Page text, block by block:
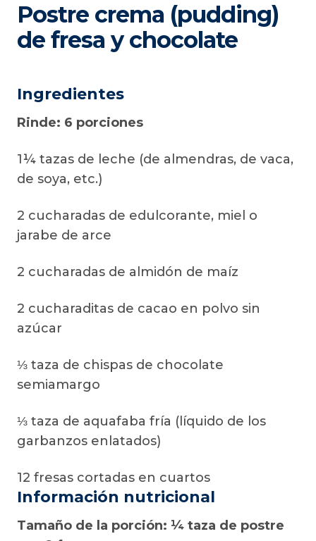
Postre crema (pudding)
de fresa y chocolate
Ingredientes
Rinde: 6 porciones
1¼ tazas de leche (de almendras, de vaca,
de soya, etc.)
2 cucharadas de edulcorante, miel o
jarabe de arce
2 cucharadas de almidón de maíz
2 cucharaditas de cacao en polvo sin
azúcar
⅓ taza de chispas de chocolate
semiamargo
⅓ taza de aquafaba fría (líquido de los
garbanzos enlatados)
12 fresas cortadas en cuartos
Información nutricional
Tamaño de la porción: ¼ taza de postre